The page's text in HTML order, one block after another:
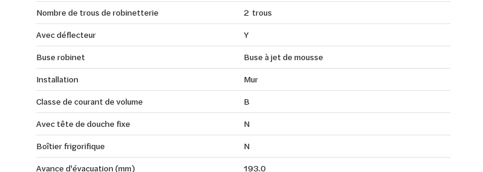
Nombre de trous de robinetterie
2 trous
Avec déflecteur
Y
Buse robinet
Buse à jet de mousse
Installation
Mur
Classe de courant de volume
B
Avec tête de douche fixe
N
Boîtier frigorifique
N
Avance d'évacuation (mm)
193.0